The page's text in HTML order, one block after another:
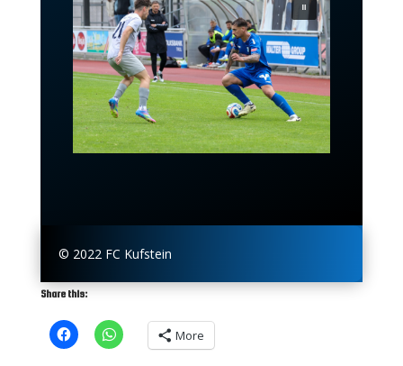
© 2022 FC Kufstein
Share this:
More